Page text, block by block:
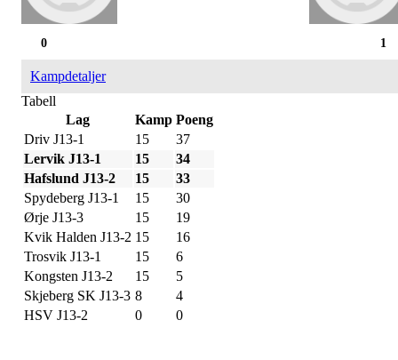
1
0
Kampdetaljer
Tabell
Lag
Kamp Poeng
Driv J13-1
15
37
Lervik J13-1
15
34
Hafslund J13-2
15
33
Spydeberg J13-1
15
30
Ørje J13-3
15
19
Kvik Halden J13-2 15
16
Trosvik J13-1
15
6
Kongsten J13-2
15
5
Skjeberg SK J13-3 8
4
HSV J13-2
0 0